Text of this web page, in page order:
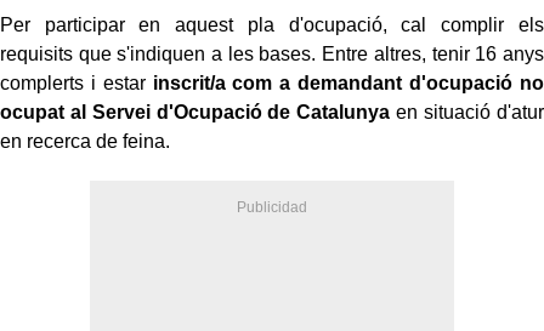
Per participar en aquest pla d'ocupació, cal complir els
requisits que s'indiquen a les bases. Entre altres, tenir 16 anys
complerts i estar inscrit/a com a demandant d'ocupació no
ocupat al Servei d'Ocupació de Catalunya en situació d'atur
en recerca de feina.